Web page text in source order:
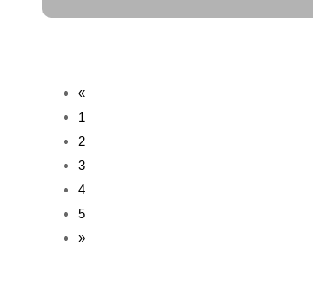
«
1
2
3
4
5
»